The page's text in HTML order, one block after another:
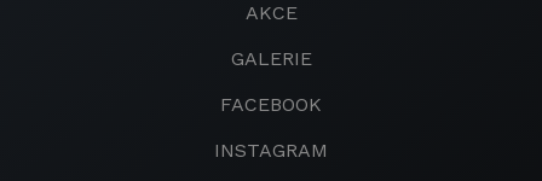
AKCE
GALERIE
FACEBOOK
INSTAGRAM